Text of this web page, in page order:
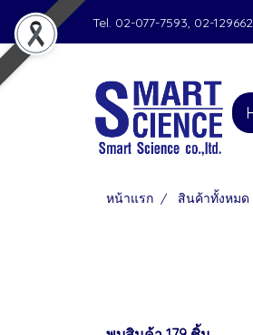
Tel. 02-077-7593, 02-
หน้าแรก สินค้าทั้งหมด